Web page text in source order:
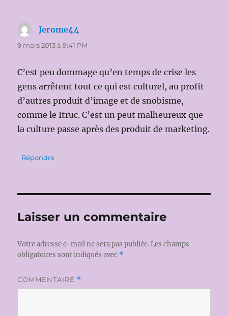
Jerome44
9 mars 2013 à 9:41 PM
C’est peu dommage qu’en temps de crise les
gens arrêtent tout ce qui est culturel, au profit
d’autres produit d’image et de snobisme,
comme le Itruc. C’est un peut malheureux que
la culture passe après des produit de marketing.
Répondre
Laisser un commentaire
Votre adresse e-mail ne sera pas publiée. Les champs
obligatoires sont indiqués avec *
COMMENTAIRE *